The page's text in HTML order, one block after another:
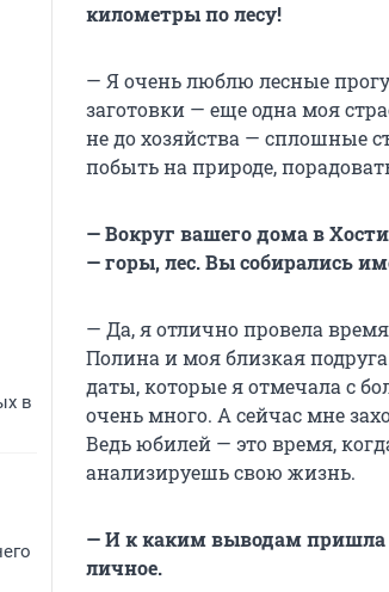
в
километры по лесу!
— Я очень люблю лесные
заготовки — еще одна моя
не до хозяйства — сплошные
побыть на природе,
— Вокруг вашего дома в
— горы, лес. Вы собирались
— Да, я отлично провела
Полина и моя близкая
даты, которые я отмечала с
очень много. А сейчас мне
Ведь юбилей — это время,
анализируешь свою жизнь.
— И к каким выводам пришла
личное.